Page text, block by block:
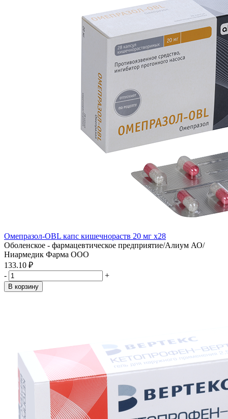
Омепразол-OBL капс кишечнораств 20 мг x28
Оболенское - фармацевтическое предприятие/Алиум АО/
Ниармедик Фарма ООО
133.10 ₽
-
+
В корзину